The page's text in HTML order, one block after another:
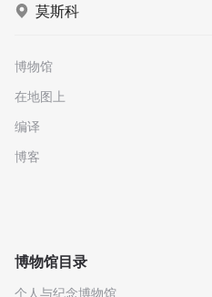
莫斯科
博物馆
在地图上
编译
博客
博物馆目录
个人与纪念博物馆